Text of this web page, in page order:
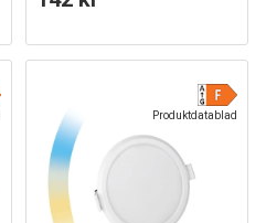
Produktdatablad